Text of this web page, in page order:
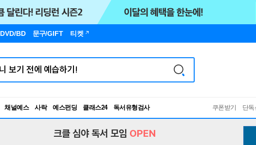
DVD/BD 문구/GIFT 티켓
채널예스 사락 예스펀딩 클래스24
독서유형검사
RBTI Lab
쿠폰받기 단
크클 심야 독서 모임 OPEN